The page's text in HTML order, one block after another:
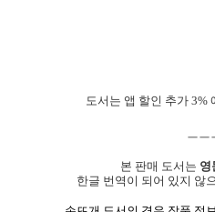
도서는 앱 할인 추가 3%
ㅡㅡ
본 판매 도서는 영
한글 번역이 되어 있지 않